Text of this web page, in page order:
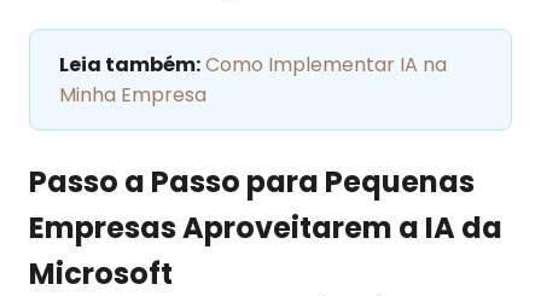
Leia também:Como Implementar IA na
Minha Empresa
Passo a Passo para Pequenas
Empresas Aproveitarem a IA da
Microsoft